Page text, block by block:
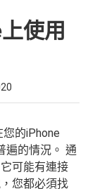
使用
您的iPhone
遍的情況。 通
可能有連接
您都必須找